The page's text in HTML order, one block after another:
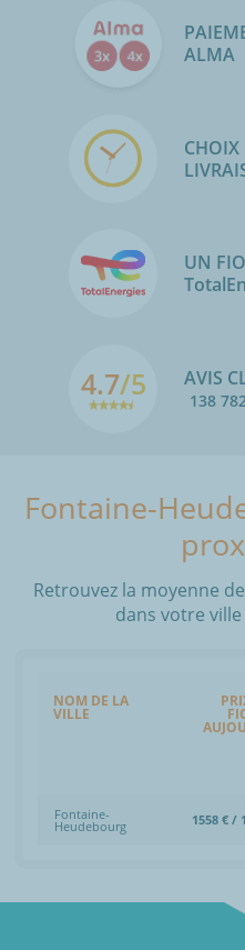
ALMA
CHOIX
UN
4.7/5 AVIS
138
Fontaine-
Retrouvez la moyenne
dans votre
NOM DE LA
VILLE
Fontaine-
Heudebourg 1558 € /